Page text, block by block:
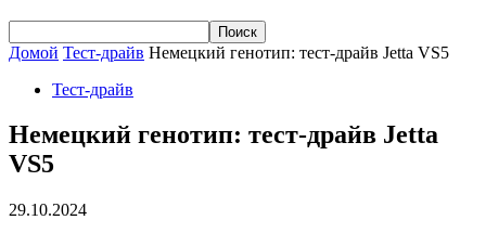
Домой Тест-драйв Немецкий генотип: тест-драйв Jetta VS5
Тест-драйв
Немецкий генотип: тест-драйв Jetta
VS5
29.10.2024